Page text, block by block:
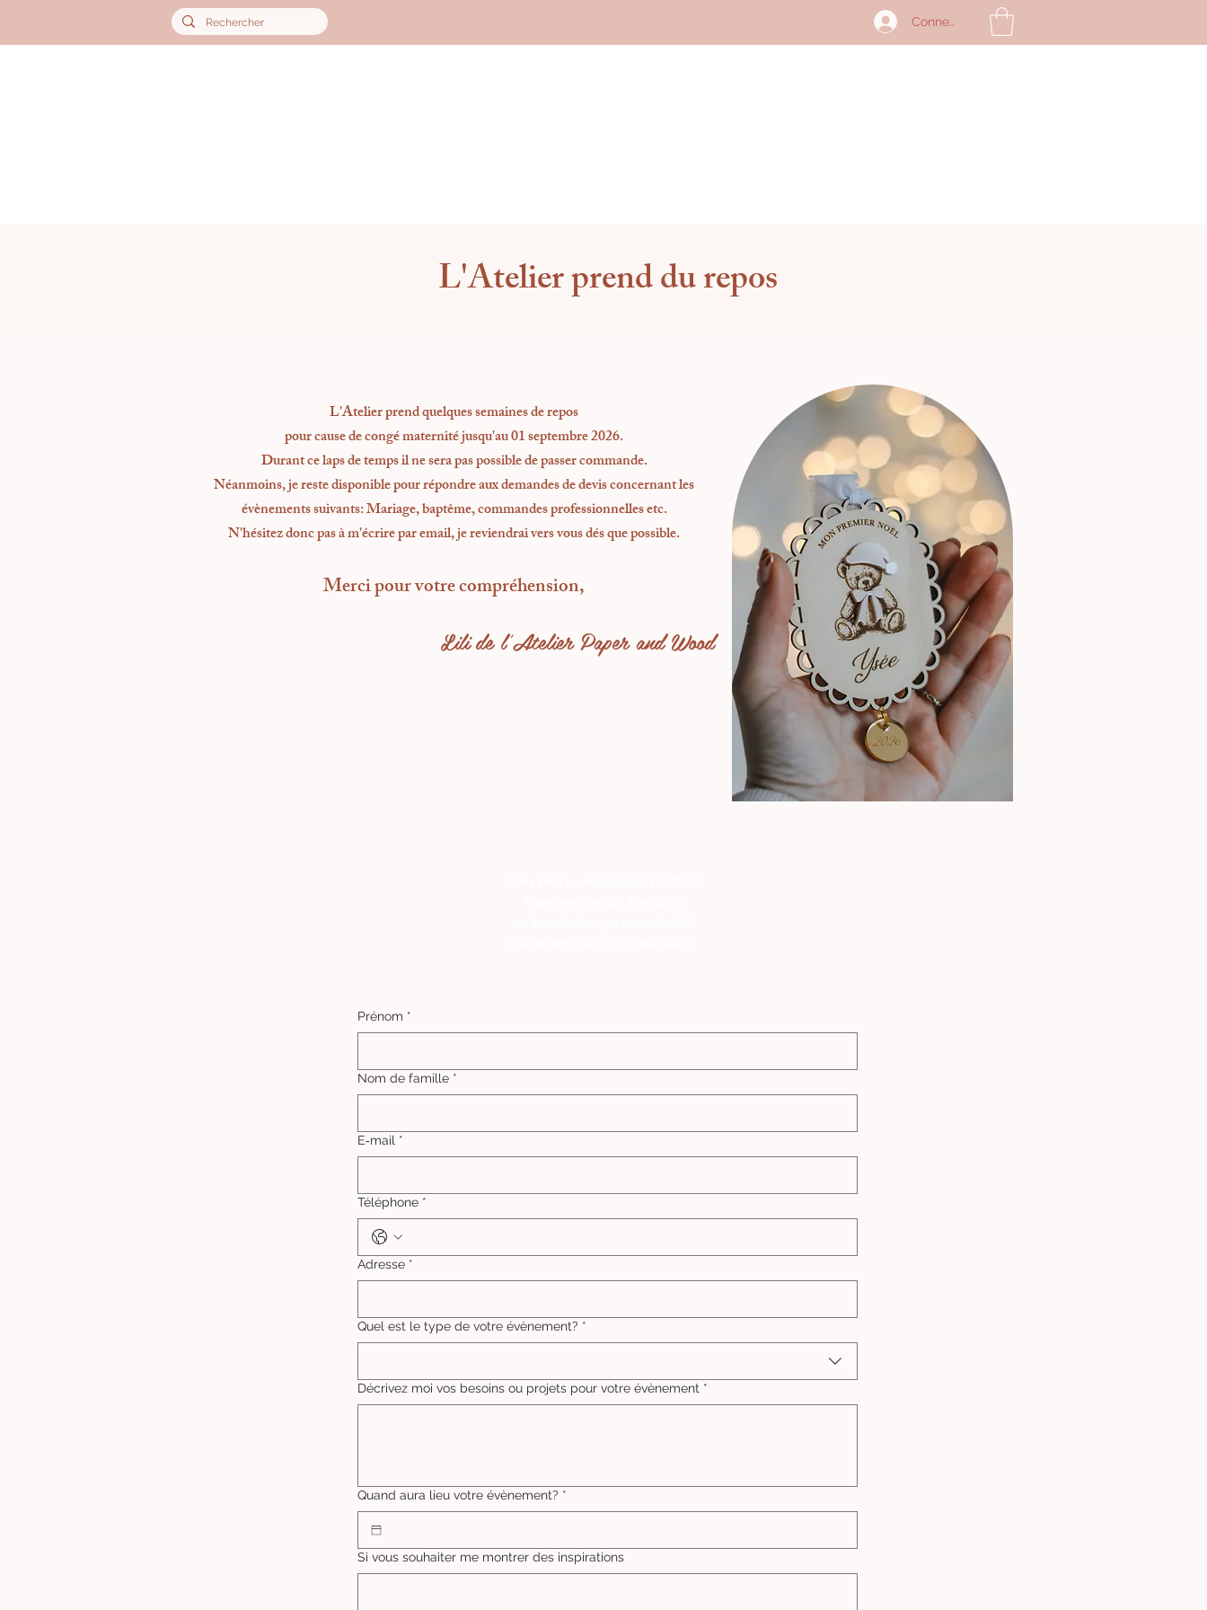
Connexion
L'Atelier prend du repos
L'Atelier prend quelques semaines de repos
pour causede congé maternité jusqu'au 01 septembre 2026.
Durant ce laps de temps il ne sera pas possible de passer commande.
Néanmoins, je reste disponible pour répondre aux demandes de devis concernant les
évènements suivants: Mariage, baptême, commandes professionnelles etc.
N'hésitez donc pas à m'écrire par email, je reviendrai vers vous dés que possible.
Merci pour votre compréhension,
Lili de l'Atelier Paper and Wood
Prénom *
Nom de famille *
E‑mail *
Téléphone *
Adresse *
Quel est le type de votre évènement? *
Décrivez moi vos besoins ou projets pour votre évènement *
Quand aura lieu votre évènement? *
Si vous souhaiter me montrer des inspirations